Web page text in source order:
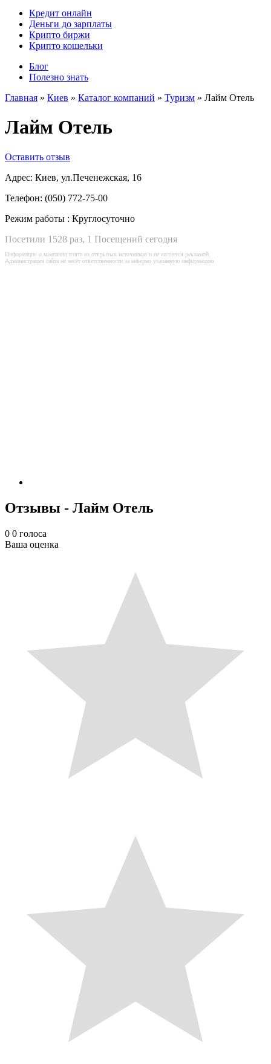
Кредит онлайн
Деньги до зарплаты
Крипто биржи
Крипто кошельки
Блог
Полезно знать
Главная » Киев » Каталог компаний » Туризм » Лайм Отель
Лайм Отель
Оставить отзыв
Адрес: Киев, ул.Печенежская, 16
Телефон: (050) 772-75-00
Режим работы : Круглосуточно
Посетили 1528 раз, 1 Посещений сегодня
Информация о компании взята из открытых источников и не является рекламой.
Администрация сайта не несёт ответственности за неверно указанную информацию.
Отзывы - Лайм Отель
0 0 голоса
Ваша оценка